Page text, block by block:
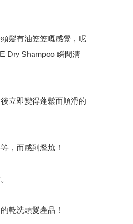
髮有油笠笠嘅感覺，呢
Dry Shampoo 瞬間清
立即變得蓬鬆而順滑的
，而感到尷尬！
乾洗頭髮產品！